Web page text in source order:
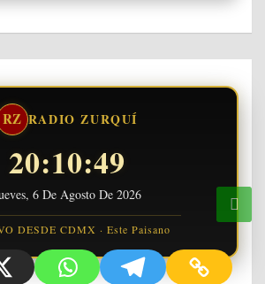
RZ RADIO ZURQUÍ
20:10:50
6 De Agosto De 2026
DESDE CDMX · Este Paisano